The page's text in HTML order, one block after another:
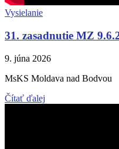
Vysielanie
31. zasadnutie MZ
9. júna 2026
MsKS Moldava nad Bodvou
Čítať ďalej